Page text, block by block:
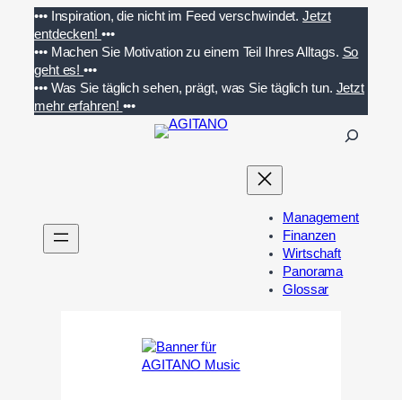
Inhalt
springen
••• Inspiration, die nicht im Feed verschwindet. Jetzt
entdecken! •••
••• Machen Sie Motivation zu einem Teil Ihres Alltags. So
geht es!•••
••• Was Sie täglich sehen, prägt, was Sie täglich tun. Jetzt
mehr erfahren! •••
n
Management
Finanzen
Wirtschaft
Panorama
Glossar